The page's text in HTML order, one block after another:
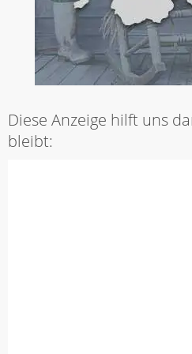
Diese Anzeige hilft uns
bleibt: